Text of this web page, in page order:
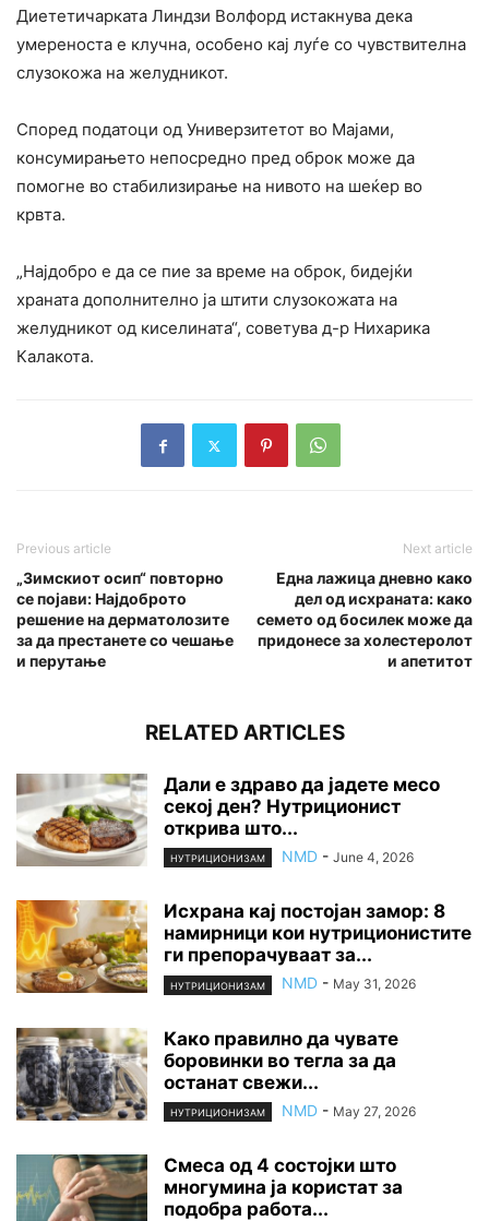
Диететичарката Линдзи Волфорд истакнува дека
умереноста е клучна, особено кај луѓе со чувствителна
слузокожа на желудникот.
Според податоци од Универзитетот во Мајами,
консумирањето непосредно пред оброк може да
помогне во стабилизирање на нивото на шеќер во
крвта.
„Најдобро е да се пие за време на оброк, бидејќи
храната дополнително ја штити слузокожата на
желудникот од киселината“, советува д-р Нихарика
Калакота.
Previous article
„Зимскиот осип“ повторно
се појави: Најдоброто
решение на дерматолозите
за да престанете со чешање
и перутање
Next article
Една лажица дневно како
дел од исхраната: како
семето од босилек може да
придонесе за холестеролот
и апетитот
RELATED ARTICLES
Дали е здраво да јадете месо
секој ден? Нутриционист
открива што...
НУТРИЦИОНИЗАМ NMD - June 4, 2026
Исхрана кај постојан замор: 8
намирници кои нутриционистите
ги препорачуваат за...
НУТРИЦИОНИЗАМ NMD - May 31, 2026
Како правилно да чувате
боровинки во тегла за да
останат свежи...
НУТРИЦИОНИЗАМ NMD - May 27, 2026
Смеса од 4 состојки што
многумина ја користат за
подобра работа...